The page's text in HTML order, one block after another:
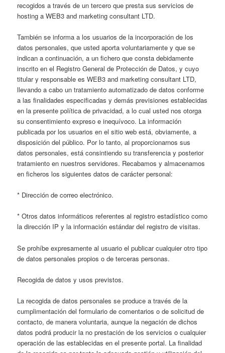
recogidos a través de un tercero que presta sus servicios de
hosting a WEB3 and marketing consultant LTD.
También se informa a los usuarios de la incorporación de los
datos personales, que usted aporta voluntariamente y que se
indican a continuación, a un fichero que consta debidamente
inscrito en el Registro General de Protección de Datos, y cuyo
titular y responsable es WEB3 and marketing consultant LTD,
llevando a cabo un tratamiento automatizado de datos conforme
a las finalidades especificadas y demás previsiones establecidas
en la presente política de privacidad, a lo cual usted nos otorga
su consentimiento expreso e inequívoco. La información
publicada por los usuarios en el sitio web está, obviamente, a
disposición del público. Por lo tanto, al proporcionarnos sus
datos personales, está consintiendo su transferencia y posterior
tratamiento en nuestros servidores. Recabamos y almacenamos
en ficheros los siguientes datos de carácter personal:
* Dirección de correo electrónico.
* Otros datos informáticos referentes al registro estadístico como
la dirección IP y la información estándar del registro de visitas.
Se prohíbe expresamente al usuario el publicar cualquier otro tipo
de datos personales propios o de terceras personas.
Recogida de datos y usos previstos.
La recogida de datos personales se produce a través de la
cumplimentación del formulario de comentarios o de solicitud de
contacto, de manera voluntaria, aunque la negación de dichos
datos podrá producir la no prestación de los servicios o cualquier
operación de las establecidas en el presente portal. La finalidad